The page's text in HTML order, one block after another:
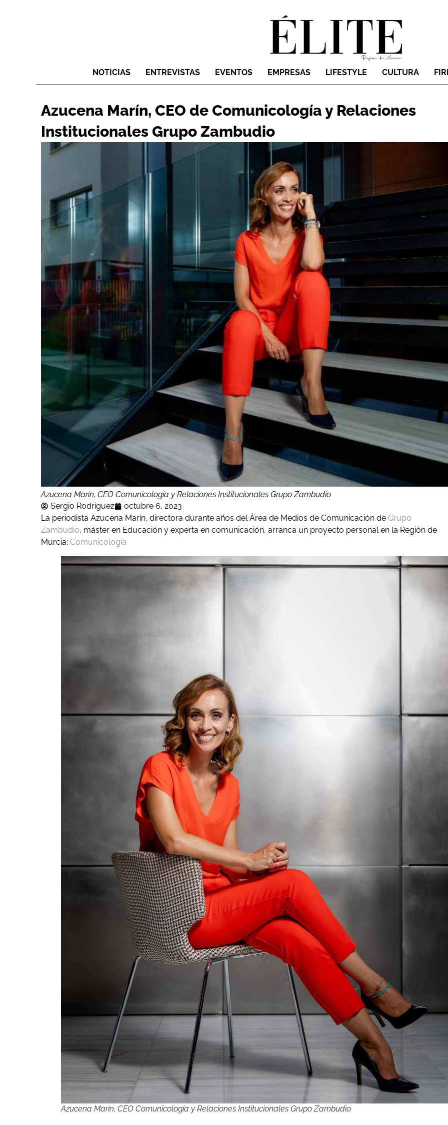
NOTICIAS ENTREVISTAS EVENTOS EMPRESAS LIFESTYLE CULTURA
Azucena Marín, CEO de Comunicología y Relaciones
Institucionales Grupo Zambudio
Azucena Marín, CEO Comunicología y Relaciones Institucionales Grupo Zambudio
Sergio Rodriguez
octubre 6, 2023
La periodista Azucena Marín, directora durante años del Área de Medios de Comunicación de Grupo
Zambudio, máster en Educación y experta en comunicación, arranca un proyecto personal en la Región de
Murcia: Comunicología
Azucena Marín, CEO Comunicología y Relaciones Institucionales Grupo Zambudio